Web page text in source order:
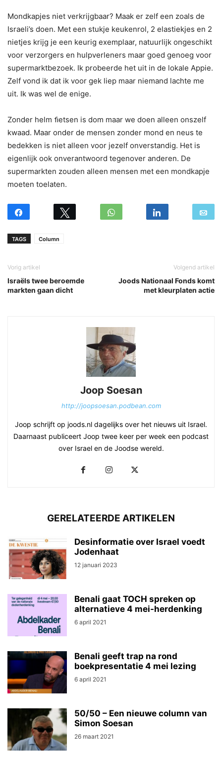
Mondkapjes niet verkrijgbaar? Maak er zelf een zoals de
Israeli’s doen. Met een stukje keukenrol, 2 elastiekjes en 2
nietjes krijg je een keurig exemplaar, natuurlijk ongeschikt
voor verzorgers en hulpverleners maar goed genoeg voor
supermarktbezoek. Ik probeerde het uit in de lokale Appie.
Zelf vond ik dat ik voor gek liep maar niemand lachte me
uit. Ik was wel de enige.
Zonder helm ﬁetsen is dom maar we doen alleen onszelf
kwaad. Maar onder de mensen zonder mond en neus te
bedekken is niet alleen voor jezelf onverstandig. Het is
eigenlijk ook onverantwoord tegenover anderen. De
supermarkten zouden alleen mensen met een mondkapje
moeten toelaten.
TAGS Column
Vorig artikel
Israëls twee beroemde
markten gaan dicht
Volgend artikel
Joods Nationaal Fonds komt
met kleurplaten actie
Joop Soesan
http://joopsoesan.podbean.com
Joop schrijft op joods.nl dagelijks over het nieuws uit Israel.
Daarnaast publiceert Joop twee keer per week een podcast
over Israel en de Joodse wereld.
GERELATEERDE ARTIKELEN
Desinformatie over Israel voedt
Jodenhaat
12 januari 2023
Benali gaat TOCH spreken op
alternatieve 4 mei-herdenking
6 april 2021
Benali geeft trap na rond
boekpresentatie 4 mei lezing
6 april 2021
50/50 – Een nieuwe column van
Simon Soesan
26 maart 2021